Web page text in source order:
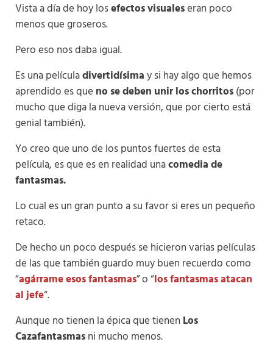
Vista a día de hoy losefectos visualeseran poco
menos que groseros.
Pero eso nos daba igual.
Es una películadivertidísimay si hay algo que hemos
aprendido es que no se deben unir los chorritos(por
mucho que diga la nueva versión, que por cierto está
genial también).
Yo creo que uno de los puntos fuertes de esta
película, es que es en realidad unacomedia de
fantasmas.
Lo cual es un gran punto a su favor si eres un pequeño
retaco.
De hecho un poco después se hicieron varias películas
de las que también guardo muy buen recuerdo como
“agárrame esos fantasmas” o “los fantasmas atacan
al jefe“.
Aunque no tienen la épica que tienen Los
Cazafantasmasni mucho menos.